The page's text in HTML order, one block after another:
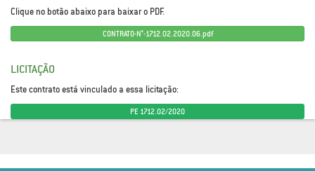
Clique no botão abaixo para baixar o PDF.
CONTRATO-N°-1712.02.2020.06.pdf
LICITAÇÃO
Este contrato está vinculado a essa licitação:
PE 1712.02/2020